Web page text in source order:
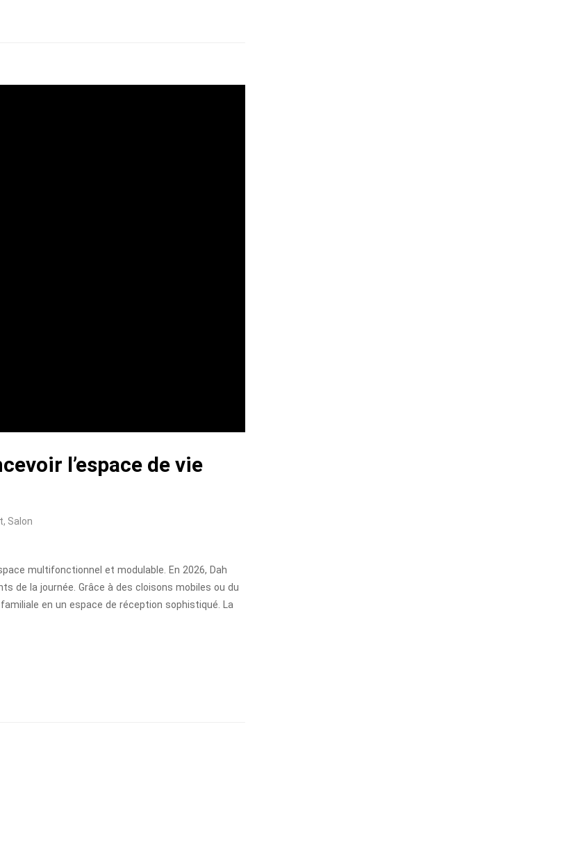
l’espace de vie
, Salon
multifonctionnel et modulable. En 2026, Dah
de la journée. Grâce à des cloisons mobiles ou du
en un espace de réception sophistiqué. La